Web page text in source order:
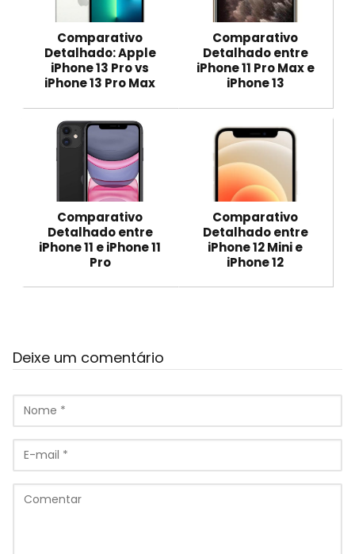
Comparativo
Detalhado: Apple
iPhone 13 Pro vs
iPhone 13 Pro Max
Comparativo
Detalhado entre
iPhone 11 Pro Max e
iPhone 13
Comparativo
Detalhado entre
iPhone 11 e iPhone 11
Pro
Comparativo
Detalhado entre
iPhone 12 Mini e
iPhone 12
Deixe um comentário